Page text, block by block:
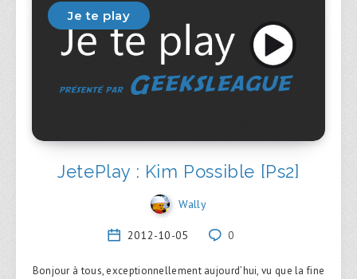
Je te play
JetePlay : Kim Possible [Ps2]
Wally
2012-10-05 0
Bonjour à tous, exceptionnellement aujourd’hui, vu que la fine